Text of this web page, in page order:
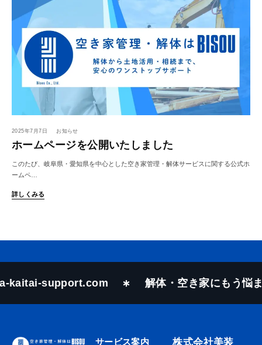
2025年7月7日 お知らせ
ホームページを公開いたしました
このたび、岐阜県・愛知県を中心とした空き家管理・解体サービスに関する公式ホ
ームペ…
詳しくみる
kaitai-support.com 解体・空き家にもう悩
サービス案内 株式会社美装